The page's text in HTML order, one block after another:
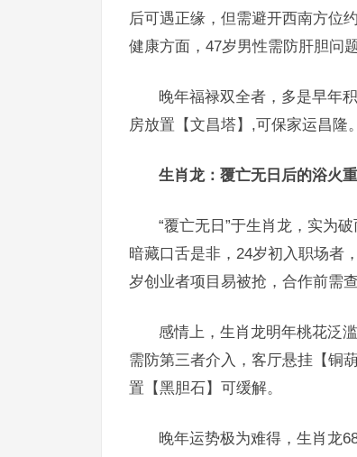
后可遇正缘，但需避开西南方位
健康方面，47岁男性需防肝胆问
晚年福禄双全者，多是早年
房放置【文昌塔】,可保家运昌隆。
生肖龙：覆亡无日后的浴火
“覆亡无日”于生肖龙，实为
暗藏口舌是非，24岁初入职场者
岁创业者项目易被抢，合作前需
感情上，生肖龙明年桃花泛
需防第三者介入，客厅悬挂【铜
置【黑胆石】可缓解。
晚年运势极为难得，生肖龙